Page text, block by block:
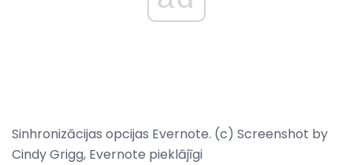
Sinhronizācijas opcijas Evernote. (c) Screenshot by
Cindy Grigg, Evernote pieklājīgi